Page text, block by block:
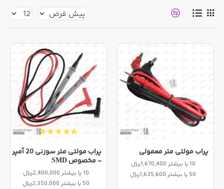
پراب مولتی متر معمولی
10 یا بیشتر 1,670,400ریال
50 یا بیشتر 1,635,600ریال
پراب مولتی متر سوزنی 20 آمپر
- مخصوص SMD
10 یا بیشتر 2,400,000ریال
50 یا بیشتر 2,350,000ریال